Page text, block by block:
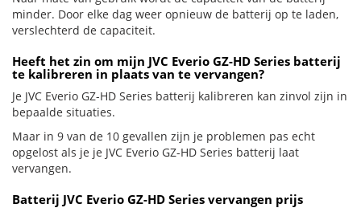
minder. Door elke dag weer opnieuw de batterij op te laden,
verslechterd de capaciteit.
Heeft het zin om mijn JVC Everio GZ-HD Series batterij
te kalibreren in plaats van te vervangen?
Je JVC Everio GZ-HD Series batterij kalibreren kan zinvol zijn in
bepaalde situaties.
Maar in 9 van de 10 gevallen zijn je problemen pas echt
opgelost als je je JVC Everio GZ-HD Series batterij laat
vervangen.
Batterij JVC Everio GZ-HD Series vervangen prijs